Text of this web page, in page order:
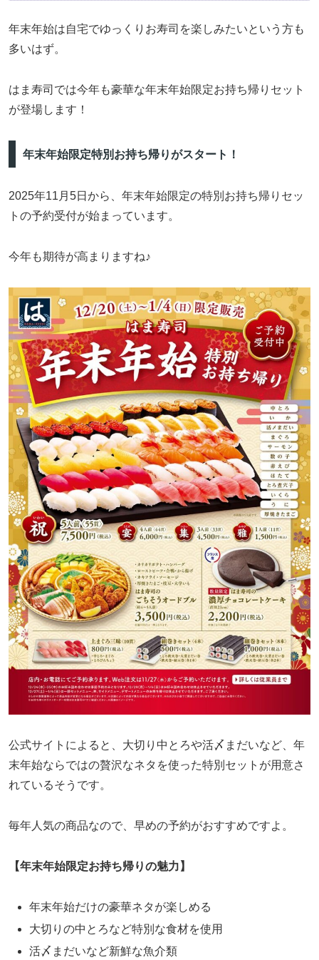
年末年始は自宅でゆっくりお寿司を楽しみたいという方も
多いはず。
はま寿司では今年も豪華な年末年始限定お持ち帰りセット
が登場します！
年末年始限定特別お持ち帰りがスタート！
2025年11月5日から、年末年始限定の特別お持ち帰りセッ
トの予約受付が始まっています。
今年も期待が高まりますね♪
公式サイトによると、大切り中とろや活〆まだいなど、年
末年始ならではの贅沢なネタを使った特別セットが用意さ
れているそうです。
毎年人気の商品なので、早めの予約がおすすめですよ。
【年末年始限定お持ち帰りの魅力】
年末年始だけの豪華ネタが楽しめる
大切りの中とろなど特別な食材を使用
活〆まだいなど新鮮な魚介類